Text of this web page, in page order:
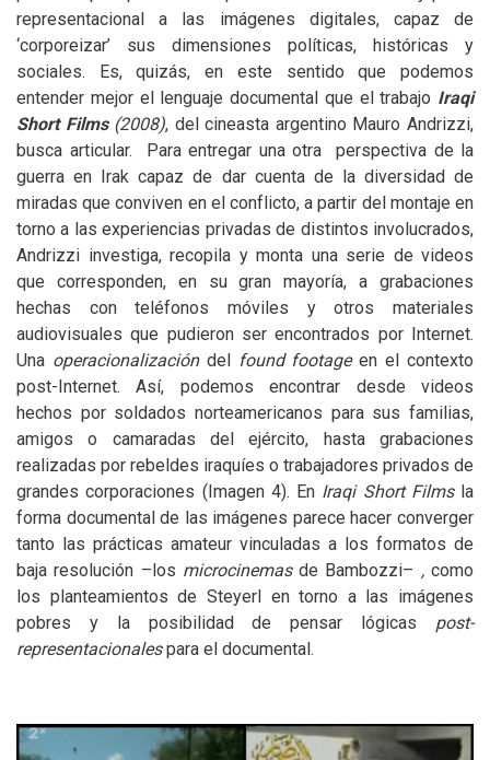
representacional a las imágenes digitales, capaz de
‘corporeizar’ sus dimensiones políticas, históricas y
sociales. Es, quizás, en este sentido que podemos
entender mejor el lenguaje documental que el trabajo Iraqi
Short Films (2008), del cineasta argentino Mauro Andrizzi,
busca articular. Para entregar una otra perspectiva de la
guerra en Irak capaz de dar cuenta de la diversidad de
miradas que conviven en el conflicto, a partir del montaje en
torno a las experiencias privadas de distintos involucrados,
Andrizzi investiga, recopila y monta una serie de videos
que corresponden, en su gran mayoría, a grabaciones
hechas con teléfonos móviles y otros materiales
audiovisuales que pudieron ser encontrados por Internet.
Una operacionalización del found footageen el contexto
post-Internet. Así, podemos encontrar desde videos
hechos por soldados norteamericanos para sus familias,
amigos o camaradas del ejército, hasta grabaciones
realizadas por rebeldes iraquíes o trabajadores privados de
grandes corporaciones (Imagen 4). En Iraqi Short Filmsla
forma documental de las imágenes parece hacer converger
tanto las prácticas amateur vinculadas a los formatos de
baja resolución –los microcinemas de Bambozzi– , como
los planteamientos de Steyerl en torno a las imágenes
pobres y la posibilidad de pensar lógicas post-
representacionalespara el documental.